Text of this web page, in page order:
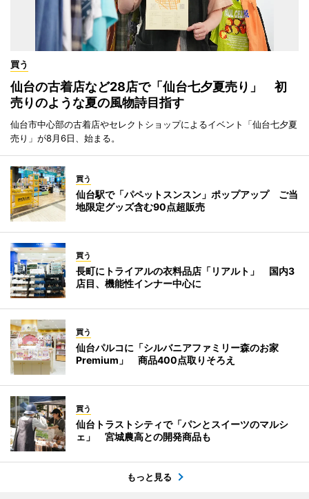
買う
仙台の古着店など28店で「仙台七夕夏売り」 初
売りのような夏の風物詩目指す
仙台市中心部の古着店やセレクトショップによるイベント「仙台七夕夏
売り」が8月6日、始まる。
買う
仙台駅で「パペットスンスン」ポップアップ ご当
地限定グッズ含む90点超販売
買う
長町にトライアルの衣料品店「リアルト」 国内3
店目、機能性インナー中心に
買う
仙台パルコに「シルバニアファミリー森のお家
Premium」 商品400点取りそろえ
買う
仙台トラストシティで「パンとスイーツのマルシ
ェ」 宮城農高との開発商品も
もっと見る